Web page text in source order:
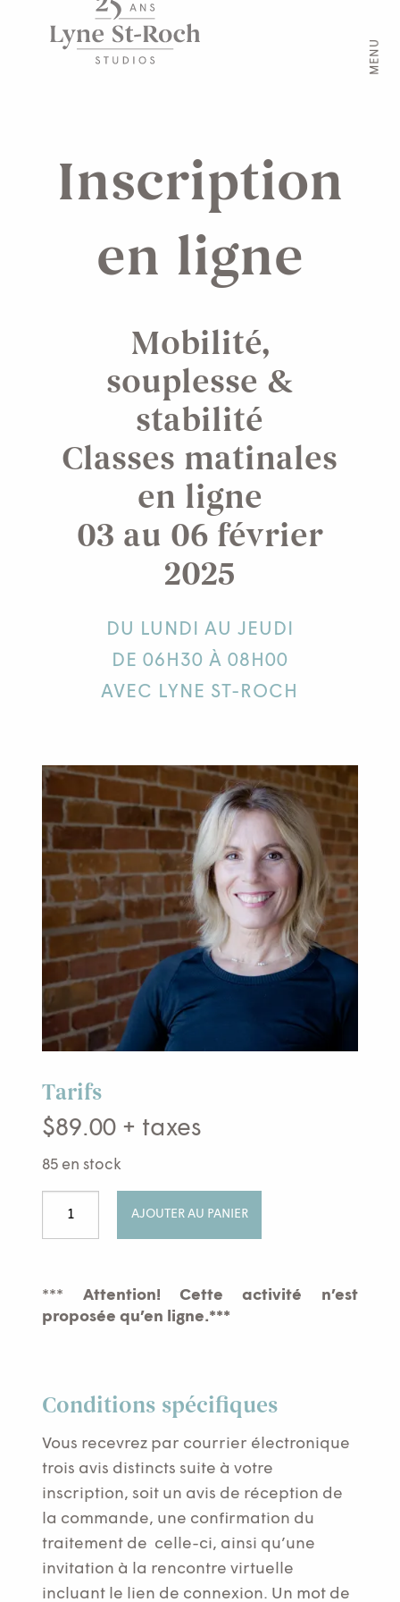
MENU
Inscription
en ligne
Mobilité,
souplesse &
stabilité
Classes matinales
en ligne
03 au 06 février
2025
DU LUNDI AU JEUDI
DE 06H30 À 08H00
AVEC LYNE ST-ROCH
Tarifs
$89.00 + taxes
85 en stock
&
stabilitéClasses
au
février
2025
AJOUTER AU PANIER
*** Attention! Cette activité n’est
proposée qu’en ligne.***
Conditions spécifiques
Vous recevrez par courrier électronique
trois avis distincts suite à votre
inscription, soit un avis de réception de
la commande, une confirmation du
traitement de celle-ci, ainsi qu’une
invitation à la rencontre virtuelle
incluant le lien de connexion. Un mot de